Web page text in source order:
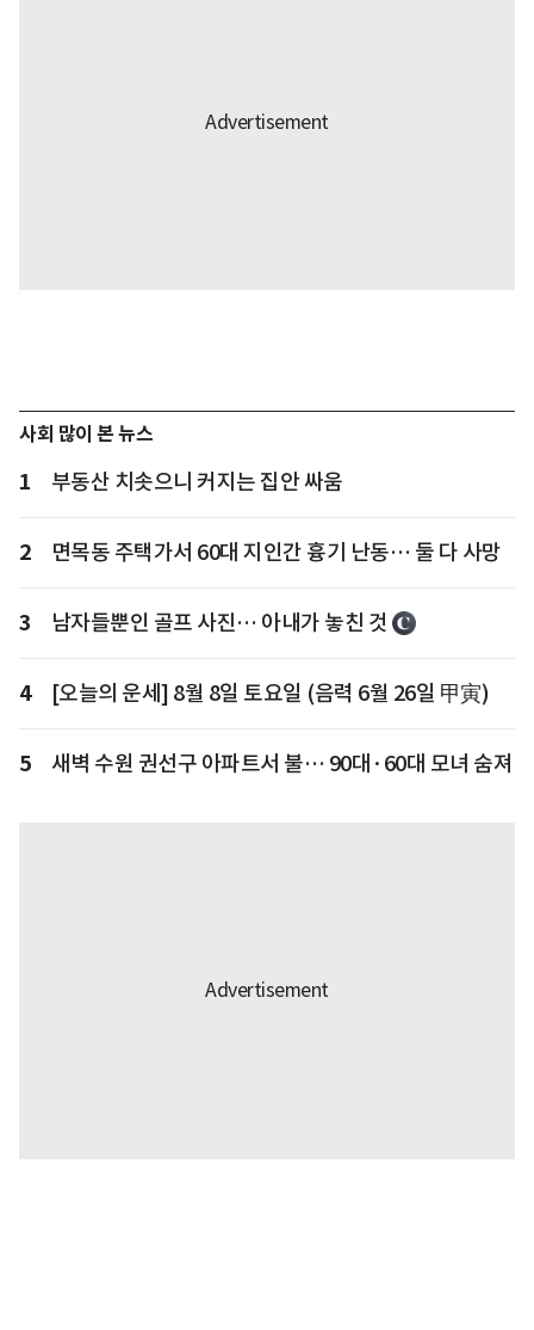
사회 많이 본 뉴스
1 부동산 치솟으니 커지는 집안 싸움
2 면목동 주택가서 60대 지인간 흉기 난동… 둘 다 사망
3 남자들뿐인 골프 사진… 아내가 놓친 것
4 [오늘의 운세] 8월 8일 토요일 (음력 6월 26일 甲寅)
5 새벽 수원 권선구 아파트서 불… 90대·60대 모녀 숨져